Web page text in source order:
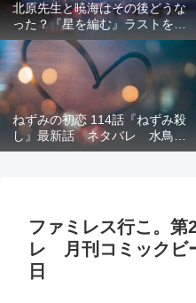
北原先生と暁海はその後どうな
った？『星を編む』ラストをネ
タバレ解説
ねずみの初恋 114話『ねずみ殺
し』最新話 ネタバレ 水鳥死
亡 鯆を殺すか
ファミレス行こ。
レ 月刊コミックビ
日